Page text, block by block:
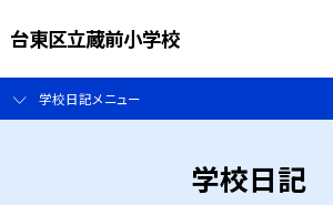
台東区立蔵前小学校
学校日記メニュー
学校日記